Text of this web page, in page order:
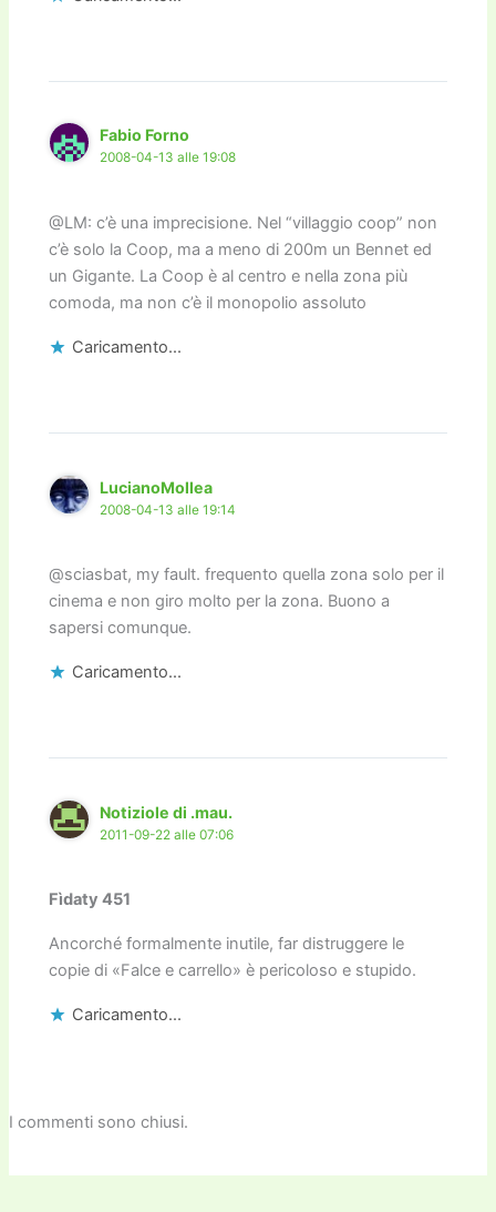
Fabio Forno
2008-04-13 alle 19:08
@LM: c’è una imprecisione. Nel “villaggio coop” non
c’è solo la Coop, ma a meno di 200m un Bennet ed
un Gigante. La Coop è al centro e nella zona più
comoda, ma non c’è il monopolio assoluto
Caricamento...
LucianoMollea
2008-04-13 alle 19:14
@sciasbat, my fault. frequento quella zona solo per il
cinema e non giro molto per la zona. Buono a
sapersi comunque.
Caricamento...
Notiziole di .mau.
2011-09-22 alle 07:06
Fìdaty 451
Ancorché formalmente inutile, far distruggere le
copie di «Falce e carrello» è pericoloso e stupido.
Caricamento...
I commenti sono chiusi.